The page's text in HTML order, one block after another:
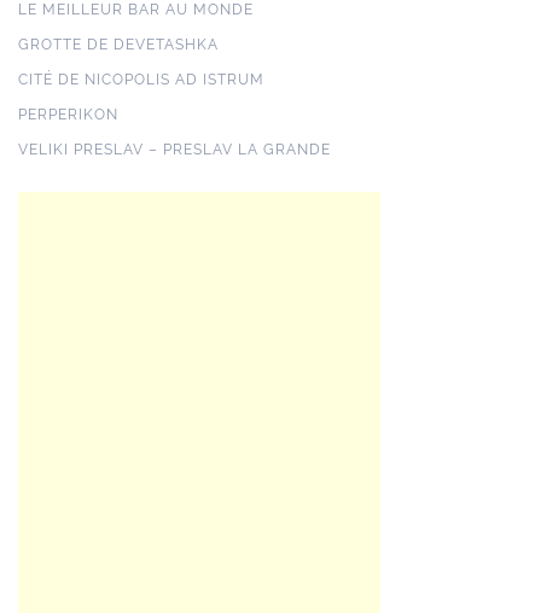
LE MEILLEUR BAR AU MONDE
GROTTE DE DEVETASHKA
CITÉ DE NICOPOLIS AD ISTRUM
PERPERIKON
VELIKI PRESLAV – PRESLAV LA GRANDE